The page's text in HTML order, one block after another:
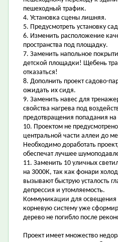
пешеходный трафик.
4. Установка сцены лишняя.
5. Предусмотреть установку
6. Изменить расположение
пространства под площадку.
7. Заменить напольное
детской площадки! Щебень
отказаться!
8. Дополнить проект садово-
ожидать их сидя.
9. Заменить навес для
свойства нагрева под
предотвращения попадания на
10. Проектом не
центральной части аллеи до
Необходимо доработать
обеспечат лучшее
11. Заменить 10 уличных
на 3000К, так как фонари
вызывают быструю усталость
депрессия и утомляемость.
Коммуникации для освещения
корневую систему уже
дерево не погибло после
Проект имеет множество